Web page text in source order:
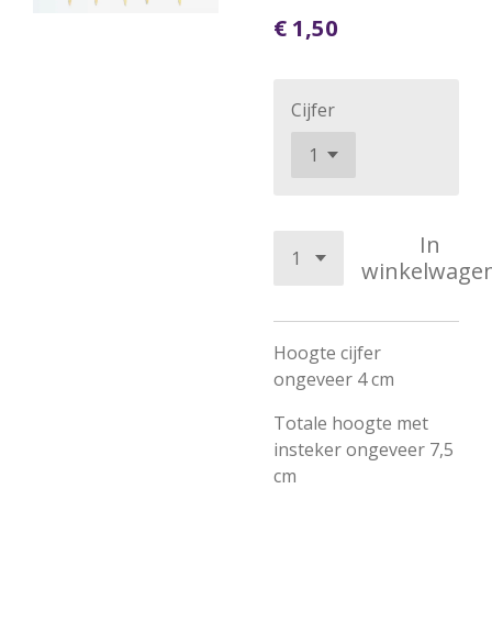
€ 1,50
Cijfer
In
Hoogte cijfer
ongeveer 4 cm
Totale hoogte met
insteker ongeveer 7,5
cm